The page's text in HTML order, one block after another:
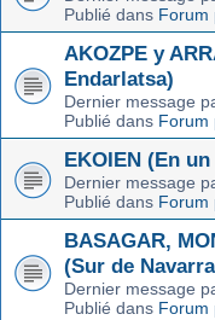
Publié dans Forum
AKOZPE y
Endarlatsa)
Dernier message
Publié dans Forum
EKOIEN (En
Dernier message
Publié dans Forum
BASAGAR,
(Sur de
Dernier message
Publié dans Forum